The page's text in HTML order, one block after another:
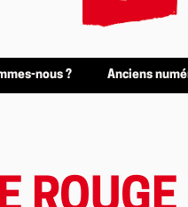
nous ? Anciens